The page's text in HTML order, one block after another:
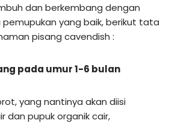
dan berkembang dengan
yang baik, berikut tata
pisang cavendish :
pada umur 1-6 bulan
yang nantinya akan diisi
dan pupuk organik cair,